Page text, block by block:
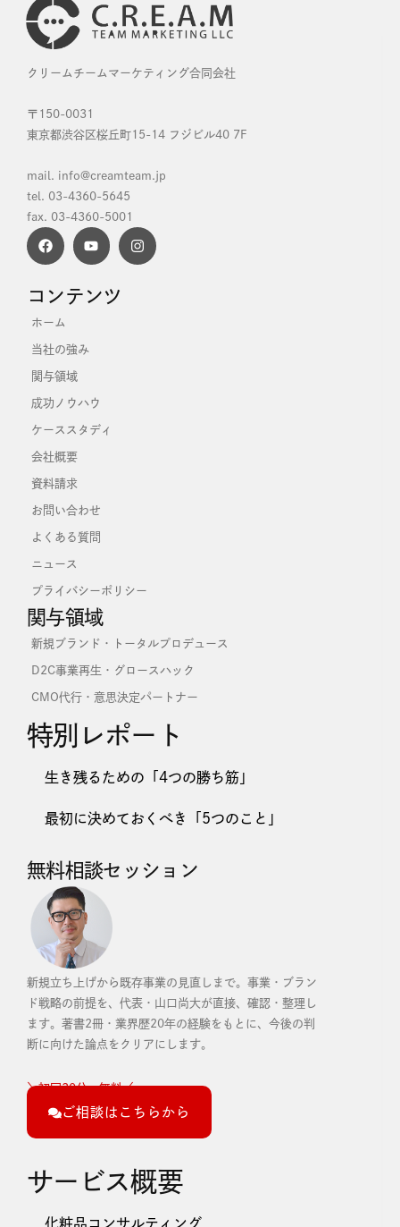
クリームチームマーケティング合同会社
〒150-0031
東京都渋谷区桜丘町15-14 フジビル40 7F
mail. info@creamteam.jp
tel. 03-4360-5645
fax. 03-4360-5001
コンテンツ
ホーム
当社の強み
関与領域
成功ノウハウ
ケーススタディ
会社概要
資料請求
お問い合わせ
よくある質問
ニュース
プライバシーポリシー
関与領域
新規ブランド・トータルプロデュース
D2C事業再生・グロースハック
CMO代行・意思決定パートナー
特別レポート
生き残るための「4つの勝ち筋」
最初に決めておくべき「5つのこと」
無料相談セッション
新規立ち上げから既存事業の見直しまで。事業・ブラン
ド戦略の前提を、代表・山口尚大が直接、確認・整理し
ます。 著書2冊・業界歴20年の経験をもとに、今後の判
断に向けた論点をクリアにします。
＼初回30分・無料／
ご相談はこちらから
サービス概要